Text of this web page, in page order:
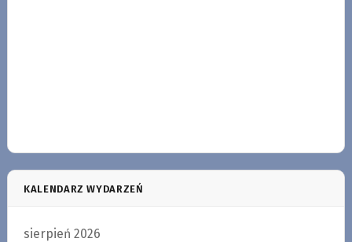
KALENDARZ WYDARZEŃ
sierpień 2026